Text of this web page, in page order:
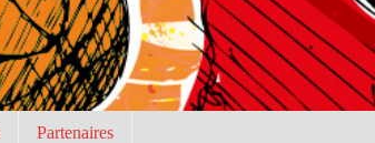
Partenaires